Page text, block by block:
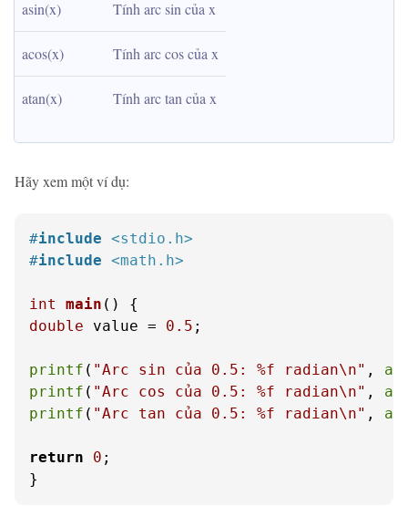
asin(x) Tính arc sin của x
acos(x) Tính arc cos của x
atan(x) Tính arc tan của x
Hãy xem một ví dụ:
#include <stdio.h>
#include <math.h>
int main ()
double value = 0.5 ;
printf ( "Arc sin của 0.5: %f radian\n" ,
printf ( "Arc cos của 0.5: %f radian\n" ,
printf ( "Arc tan của 0.5: %f radian\n" ,
return 0 ;
}